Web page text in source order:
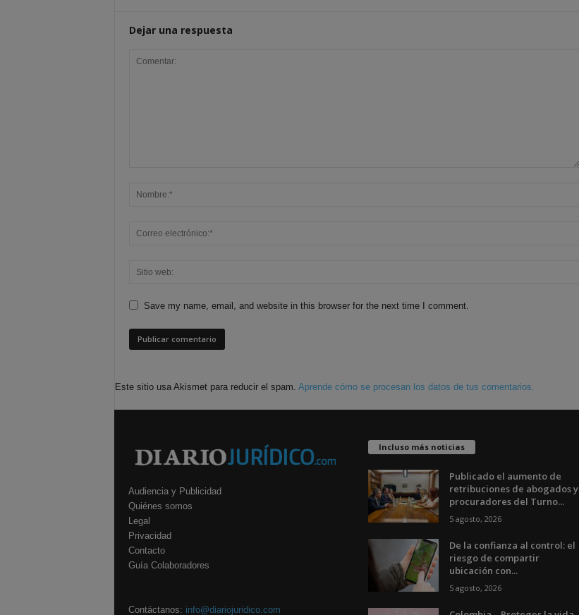
Dejar una respuesta
Save my name, email, and website in this browser for the next time I comment.
Este sitio usa Akismet para reducir el spam. Aprende cómo se procesan los datos de tus comentarios.
Audiencia y Publicidad
Quiénes somos
Legal
Privacidad
Contacto
Guía Colaboradores
Contáctanos: info@diariojuridico.com
Incluso más noticias
Publicado el aumento de
retribuciones de abogados y
procuradores del Turno...
5 agosto, 2026
De la confianza al control: el
riesgo de compartir
ubicación con...
5 agosto, 2026